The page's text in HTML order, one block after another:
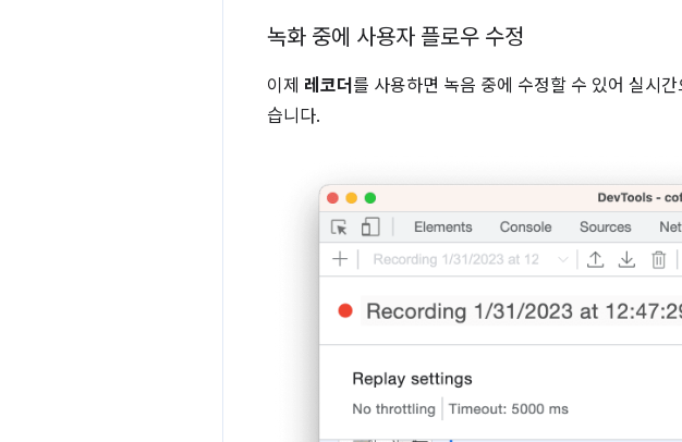
녹화 중에 사용자 플로우 수정
이제 레코더 를 사용하면 녹음 중에 수정할 수 있어 실시
습니다.